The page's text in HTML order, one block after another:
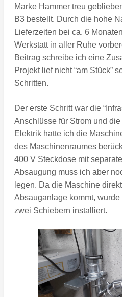
Marke Hammer treu
B3 bestellt. Durch die hohe
Lieferzeiten bei ca. 6
Werkstatt in aller Ruhe
Beitrag schreibe ich eine
Projekt lief nicht “am Stück”
Schritten.
Der erste Schritt war die
Anschlüsse für Strom und
Elektrik hatte ich die
des Maschinenraumes
400 V Steckdose mit
Absaugung muss ich aber
legen. Da die Maschine
Absauganlage kommt,
zwei Schiebern installiert.